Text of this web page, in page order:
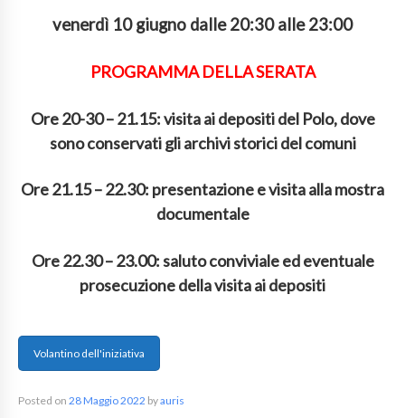
venerdì 10 giugno dalle 20:30 alle 23:00
PROGRAMMA DELLA SERATA
Ore 20-30 – 21.15: visita ai depositi del Polo, dove
sono conservati gli archivi storici del comuni
Ore 21.15 – 22.30: presentazione e visita alla mostra
documentale
Ore 22.30 – 23.00: saluto conviviale ed eventuale
prosecuzione della visita ai depositi
Volantino dell'iniziativa
Posted on 28 Maggio 2022 byauris